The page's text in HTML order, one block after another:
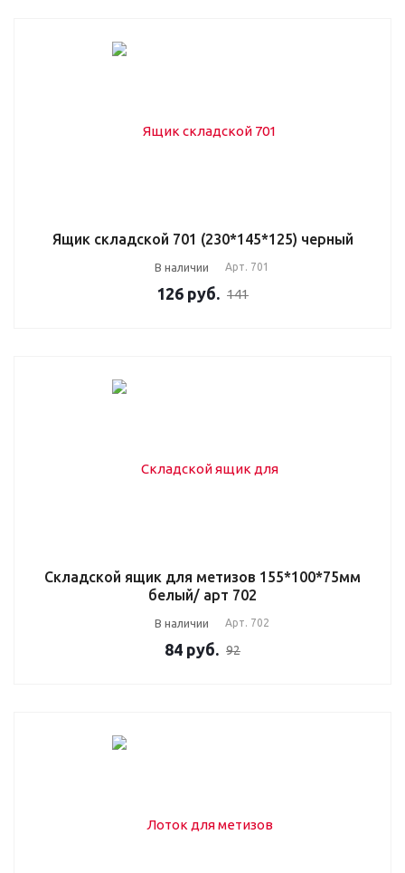
Ящик складской 701 (230*145*125) черный
В наличии Арт. 701
126 руб. 141
Складской ящик для метизов 155*100*75мм
белый/ арт 702
В наличии Арт. 702
84 руб. 92